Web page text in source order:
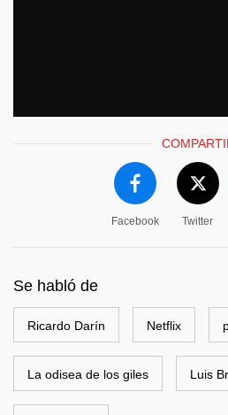
Facebook Twitter
Se habló de
Ricardo Darín Netflix
La odisea de los giles Luis